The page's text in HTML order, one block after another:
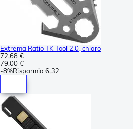
Extrema Ratio TK Tool 2.0, chiaro
72,68 €
79,00 €
-8%Risparmia 6,32